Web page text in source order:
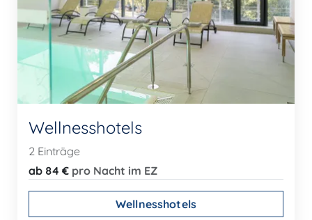
Wellnesshotels
2 Einträge
ab 84 € pro Nacht im EZ
Wellnesshotels